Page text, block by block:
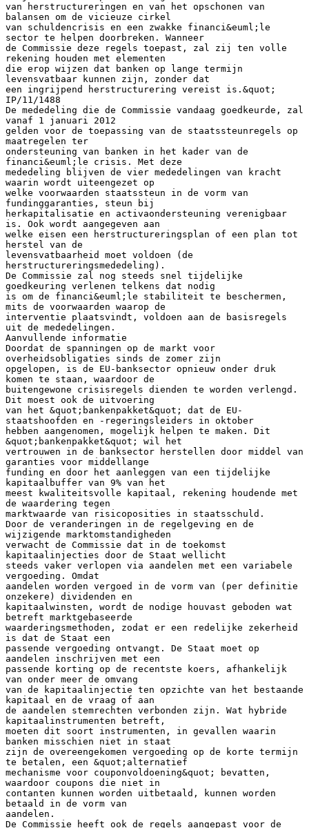
van herstructureringen en van het opschonen van
balansen om de vicieuze cirkel
van schuldencrisis en een zwakke financi&euml;le
sector te helpen doorbreken. Wanneer
de Commissie deze regels toepast, zal zij ten volle
rekening houden met elementen
die erop wijzen dat banken op lange termijn
levensvatbaar kunnen zijn, zonder dat
een ingrijpend herstructurering vereist is.&quot;
IP/11/1488
De mededeling die de Commissie vandaag goedkeurde, zal
vanaf 1 januari 2012
gelden voor de toepassing van de staatssteunregels op
maatregelen ter
ondersteuning van banken in het kader van de
financi&euml;le crisis. Met deze
mededeling blijven de vier mededelingen van kracht
waarin wordt uiteengezet op
welke voorwaarden staatssteun in de vorm van
fundinggaranties, steun bij
herkapitalisatie en activaondersteuning verenigbaar
is. Ook wordt aangegeven aan
welke eisen een herstructureringsplan of een plan tot
herstel van de
levensvatbaarheid moet voldoen (de
herstructureringsmededeling).
De Commissie zal nog steeds snel tijdelijke
goedkeuring verlenen telkens dat nodig
is om de financi&euml;le stabiliteit te beschermen,
mits de voorwaarden waarop de
interventie plaatsvindt, voldoen aan de basisregels
uit de mededelingen.
Aanvullende informatie
Doordat de spanningen op de markt voor
overheidsobligaties sinds de zomer zijn
opgelopen, is de EU-banksector opnieuw onder druk
komen te staan, waardoor de
buitengewone crisisregels dienden te worden verlengd.
Dit moest ook de uitvoering
van het &quot;bankenpakket&quot; dat de EU-
staatshoofden en -regeringsleiders in oktober
hebben aangenomen, mogelijk helpen te maken. Dit
&quot;bankenpakket&quot; wil het
vertrouwen in de banksector herstellen door middel van
garanties voor middellange
funding en door het aanleggen van een tijdelijke
kapitaalbuffer van 9% van het
meest kwaliteitsvolle kapitaal, rekening houdende met
de waardering tegen
marktwaarde van risicoposities in staatsschuld.
Door de veranderingen in de regelgeving en de
wijzigende marktomstandigheden
verwacht de Commissie dat in de toekomst
kapitaalinjecties door de Staat wellicht
steeds vaker verlopen via aandelen met een variabele
vergoeding. Omdat
aandelen worden vergoed in de vorm van (per definitie
onzekere) dividenden en
kapitaalwinsten, wordt de nodige houvast geboden wat
betreft marktgebaseerde
waarderingsmethoden, zodat er een redelijke zekerheid
is dat de Staat een
passende vergoeding ontvangt. De Staat moet op
aandelen inschrijven met een
passende korting op de recentste koers, afhankelijk
van onder meer de omvang
van de kapitaalinjectie ten opzichte van het bestaande
kapitaal en de vraag of aan
de aandelen stemrechten verbonden zijn. Wat hybride
kapitaalinstrumenten betreft,
moeten dit soort instrumenten, in gevallen waarin
banken misschien niet in staat
zijn de overeengekomen vergoeding op de korte termijn
te betalen, een &quot;alternatief
mechanisme voor couponvoldoening&quot; bevatten,
waardoor coupons die niet in
contanten kunnen worden uitbetaald, kunnen worden
betaald in de vorm van
aandelen.
De Commissie heeft ook de regels aangepast voor de